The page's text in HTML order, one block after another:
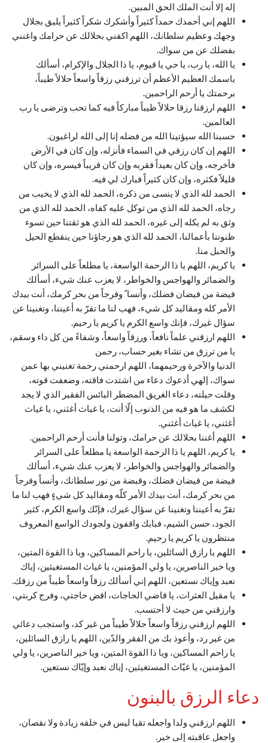
إله إلا أنت الملك الحق المبين.
اللهم إني أحمدك حمداً كثيراً وأشكرك شكراً كثيراً يليق بجلال
وجهك وعظيم سلطانك، اللهم اكفني بحلالك عن حرامك واغنني
بفضلك عن من سواك.
يا الله، يا رب، يا حي يا قيوم، يا ذا الجلال والإكرام، أسألك
باسمك العظيم الأعظم أن ترزقني رزقاً واسعاً حلالاً طيباً،
برحمتك يا أرحم الراحمين.
اللهم ارزقنا رزقا حلالاً طيباً مباركاً فيه كما تحب وترضى يا رب
العالمين.
حسبنا الله سيؤتينا الله من فضله إنا إلى الله لراغبون.
اللهم إن كان رزقي في السماء فأنزله، وإن كان في الأرض
فأخرجه، وإن كان بعيداً فقربه وإن كان قريباً فيسره، وإن كان
قليلاً فكثره، وإن كان كثيراً فبارك لي فيه.
الحمد لله الذي لا ينسى من ذكره، الحمد لله الذي لا يخيب من
رجاه، الحمد لله الذي من توكل عليه كفاه، الحمد لله الذي من
وثق به لم يكله إلى غيره، الحمد لله الذي هو ثقتنا حين تسوء
ظنوننا بأعمالنا، الحمد لله الذي هو رجاؤنا حين ينقطع الحيل
والحبل منا.
يا كريم، اللهم يا ذا الرحمة الواسعة، يا مطلعاً على السرائر
والضمائر والهواجس والخواطر، لا يعزب عنك شيء، أسألك
فيضة من فيضان فضلك، وأنسا ً وفرجاً من بحر كرمك، أنت بيدك
الأمر كله ومقاليد كل شيء، فهب لنا ما تقرّ به أعيننا، وتغنينا عن
سؤال غيرك، فإنك واسع الكرم يا كريم يا رحيم.
اللهم ارزقني علماً نافعاً، ورزقاً واسعاً، وشفاءً من كل داء وسقم،
يا من ترزق من تشاء بغير حساب، رحمن
الدنيا والآخرة ورحيمهما، اللهم ارحمني رحمة تغنيني بها عمن
سواك، إلهي أدعوك دعاء من اشتدت فاقته، وضعفت قوته،
وقلت حيلته، دعاء الغريق المضطر البائس الفقير الذي لا يجد
لكشف ما هو فيه من الذنوب إلّا أنت، يا غياث أغثني، يا غياث
أغثني، يا غياث أغثني.
اللهم أغننا بحلالك عن حرامك، وتولنا فأنت أرحم الراحمين.
يا كريم، اللهم يا ذا الرحمة الواسعة يا مطلعاً على السرائر
والضمائر والهواجس والخواطر، لا يعزب عنك شيء، أسألك
فيضة من فيضان فضلك، وقبضة من نور سلطانك، وأنساً وفرجاً
من بحر كرمك، أنت بيدك الأمر كلّه ومقاليد كل شيءٍ فهب لنا ما
تقرّ به أعيننا وتغنينا عن سؤال غيرك، فإنّك واسع الكرم، كثير
الجود، حسن الشيم، فبابك واقفون ولجودك الواسع المعروف
منتظرون يا كريم يا رحيم.
اللهم يا رازق السائلين، يا راحم المساكين، ويا ذا القوة المتين،
ويا خير الناصرين، يا ولي المؤمنين، يا غياث المستغيثين، إياك
نعبد وإياك نستعين، اللهم إني أسألك رزقاً واسعاً طيباً من رزقك.
يا مقيل العثرات، يا قاضي الحاجات، اقض حاجتي، وفرج كربتي،
وارزقني من حيث لا أحتسب.
اللهم ارزقني رزقاً واسعاً حلالاً طيباً من غير كد، واستجب دعائي
من غير رد، وأعوذ بك من الفقر والدّين، اللهم يا رازق السائلين،
يا راحم المساكين، ويا ذا القوة المتين، ويا خير الناصرين، يا ولي
المؤمنين، يا غيّاث المستغيثين، إياك نعبد وإيّاك نستعين.
دعاء الرزق بالبنون
اللهم ارزقني ولدا واجعله تقيا ليس في خلقه زيادة ولا نقصان،
واجعل عاقبته إلى خير.